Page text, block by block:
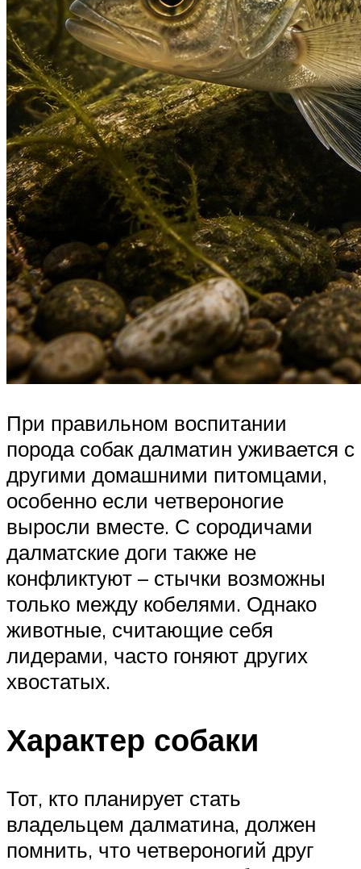
При правильном воспитании
порода собак далматин уживается с
другими домашними питомцами,
особенно если четвероногие
выросли вместе. С сородичами
далматские доги также не
конфликтуют – стычки возможны
только между кобелями. Однако
животные, считающие себя
лидерами, часто гоняют других
хвостатых.
Характер собаки
Тот, кто планирует стать
владельцем далматина, должен
помнить, что четвероногий друг